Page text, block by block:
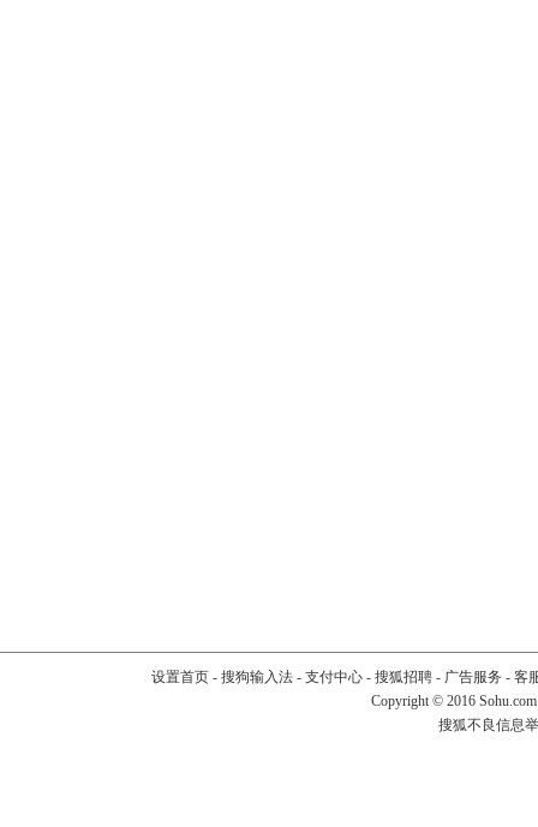
设置首页- 搜狗输入法- 支付中心- 搜狐招聘- 广告服务 - 客
Copyright © 2016
搜狐不良信息